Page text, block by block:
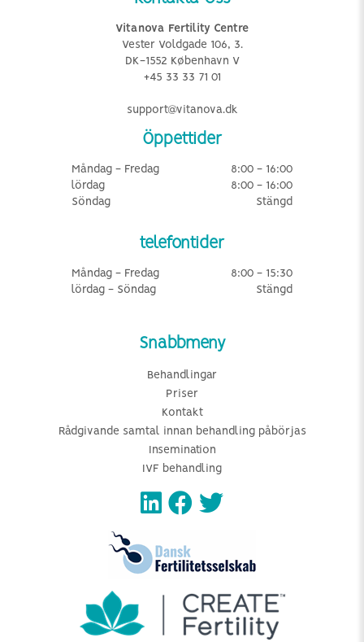
Vitanova Fertility Centre
Vester Voldgade 106, 3.
DK-1552 København V
+45 33 33 71 01
support@vitanova.dk
Öppettider
Måndag - Fredag
8:00 - 16:00
lördag
8:00 - 16:00
Söndag
Stängd
telefontider
Måndag - Fredag
8:00 - 15:30
lördag - Söndag
Stängd
Snabbmeny
Behandlingar
Priser
Kontakt
Rådgivande samtal innan behandling påbörjas
Insemination
IVF behandling